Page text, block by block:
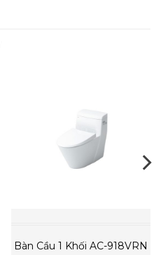
Bàn Cầu 1 Khối AC-918VRN